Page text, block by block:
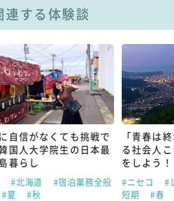
連する体験談
自信がなくても挑戦で
国人大学院生の日本最
暮らし
#北海道
#宿泊業務全般
#夏 #秋
「青春は
る社会人
をしよう！
#ニセコ
#
短期
#春